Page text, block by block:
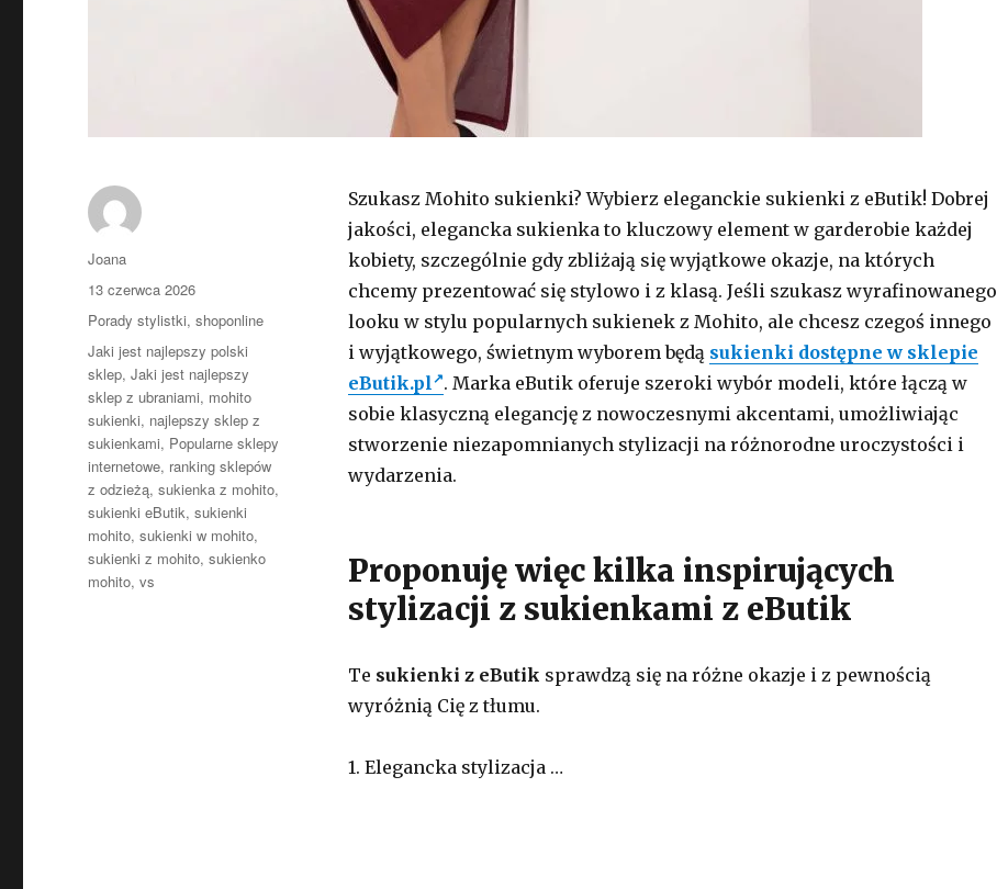
Szukasz Mohito sukienki? Wybierz eleganckie sukienki z eButik! Dobrej
jakości, elegancka sukienka to kluczowy element w garderobie każdej
kobiety, szczególnie gdy zbliżają się wyjątkowe okazje, na których
chcemy prezentować się stylowo i z klasą. Jeśli szukasz wyrafinowanego
looku w stylu popularnych sukienek z Mohito, ale chcesz czegoś innego
i wyjątkowego, świetnym wyborem będą sukienki dostępne w sklepie
eButik.pl . Marka eButik oferuje szeroki wybór modeli, które łączą w
sobie klasyczną elegancję z nowoczesnymi akcentami, umożliwiając
stworzenie niezapomnianych stylizacji na różnorodne uroczystości i
wydarzenia.
Proponuję więc kilka inspirujących
stylizacji z sukienkami z eButik
Te sukienki z eButik sprawdzą się na różne okazje i z pewnością
wyróżnią Cię z tłumu.
1. Elegancka stylizacja …
Autor
Joana
Opublikowano
13 czerwca 2026
Kategorie
Porady stylistki,shoponline
Tagi
Jaki jest najlepszy polski
sklep,Jaki jest najlepszy
sklep z ubraniami, mohito
sukienki, najlepszy sklep z
sukienkami, Popularne sklepy
internetowe, ranking sklepów
z odzieżą,sukienka z mohito,
sukienki eButik,sukienki
mohito,sukienki w mohito,
sukienki z mohito,sukienko
mohito,vs